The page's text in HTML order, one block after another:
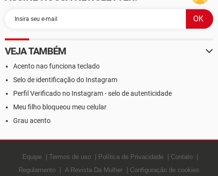
VEJA TAMBÉM
Acento nao funciona teclado
Selo de identificação do Instagram
Perfil Verificado no Instagram - selo de autenticidade
Meu filho bloqueou meu celular
Grau acento
Equipe Termos de uso Política de Privacidade
Contato
Regulamento
A Revista Da Mulher Configuração de cookies